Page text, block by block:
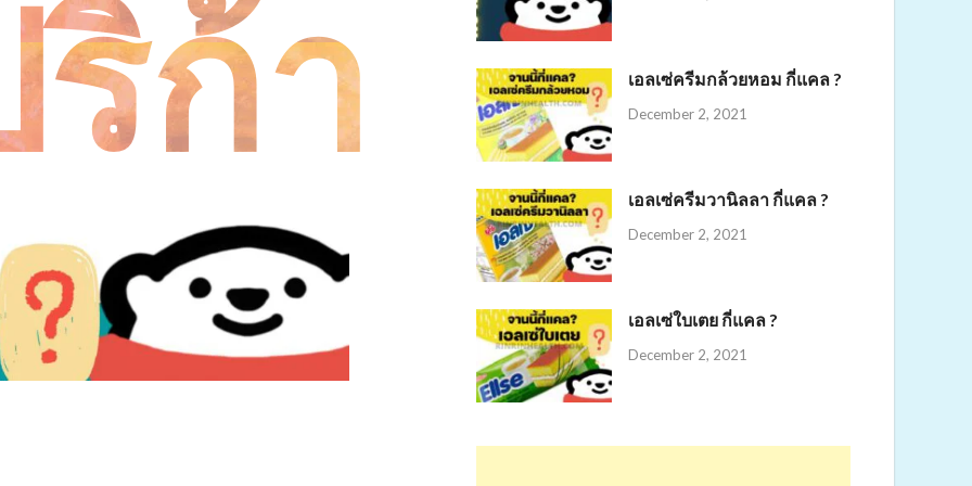
ก้า เอลเซ่ครีมกล้วยหอม กี่แคล ?
December 2, 2021
เอลเซ่ครีมวานิลลา กี่แคล ?
December 2, 2021
เอลเซ่ใบเตย กี่แคล ?
December 2, 2021